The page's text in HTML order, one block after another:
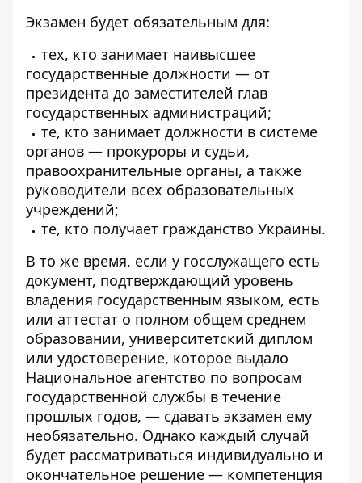
Экзамен будет обязательным для:
тех, кто занимает наивысшее
государственные должности — от
президента до заместителей глав
государственных администраций;
те, кто занимает должности в системе
органов — прокуроры и судьи,
правоохранительные органы, а также
руководители всех образовательных
учреждений;
те, кто получает гражданство Украины.
В то же время, если у госслужащего есть
документ, подтверждающий уровень
владения государственным языком, есть
или аттестат о полном общем среднем
образовании, университетский диплом
или удостоверение, которое выдало
Национальное агентство по вопросам
государственной службы в течение
прошлых годов, — сдавать экзамен ему
необязательно. Однако каждый случай
будет рассматриваться индивидуально и
окончательное решение — компетенция